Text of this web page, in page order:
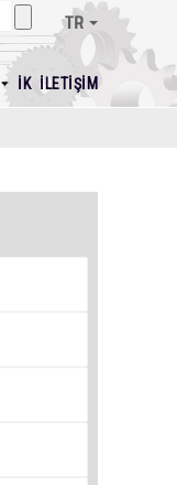
TR
İK İLETIŞIM